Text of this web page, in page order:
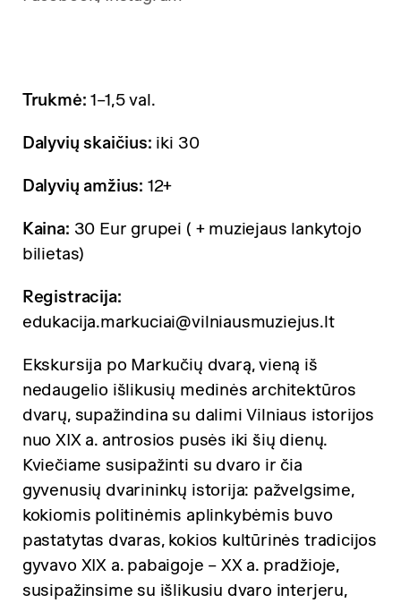
Trukmė: 1–1,5 val.
Dalyvių skaičius: iki 30
Dalyvių amžius: 12+
Kaina: 30 Eur grupei ( + muziejaus lankytojo
bilietas)
Registracija:
edukacija.markuciai@vilniausmuziejus.lt
Ekskursija po Markučių dvarą, vieną iš
nedaugelio išlikusių medinės architektūros
dvarų, supažindina su dalimi Vilniaus istorijos
nuo XIX a. antrosios pusės iki šių dienų.
Kviečiame susipažinti su dvaro ir čia
gyvenusių dvarininkų istorija: pažvelgsime,
kokiomis politinėmis aplinkybėmis buvo
pastatytas dvaras, kokios kultūrinės tradicijos
gyvavo XIX a. pabaigoje – XX a. pradžioje,
susipažinsime su išlikusiu dvaro interjeru,